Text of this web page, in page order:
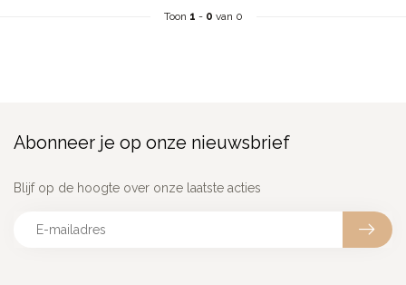
Toon 1 - 0 van 0
Abonneer je op onze nieuwsbrief
Blijf op de hoogte over onze laatste acties